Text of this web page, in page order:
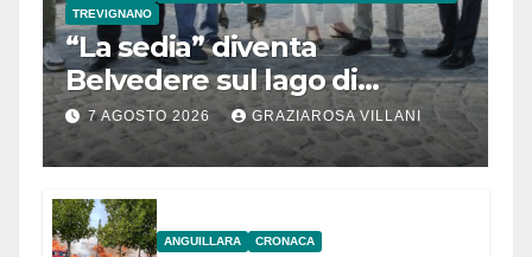
TREVIGNANO
“La sedia” diventa
Belvedere sul lago di
Bracciano: ieri
l’inaugurazione
7 AGOSTO 2026 GRAZIAROSA VILLANI
ANGUILLARA CRONACA